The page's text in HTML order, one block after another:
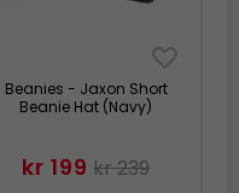
Beanies - Jaxon Short
Beanie Hat (Navy)
kr 199 kr 239